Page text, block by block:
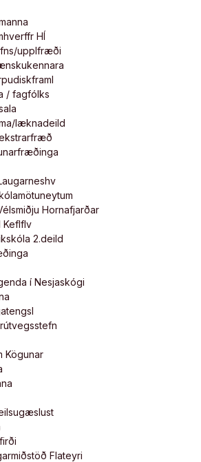
HÍ
upplfræði
/ fagfólks
læknadeild
Hornafjarðar
Keflflv
2.deild
í Nesjaskógi
Kögunar
Flateyri